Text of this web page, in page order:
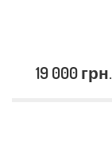
19 000 грн.